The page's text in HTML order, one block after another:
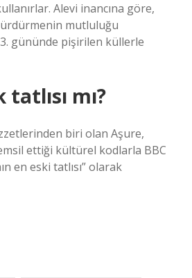
Alevi inancına göre,
mutluluğu
gününde pişirilen küllerle
mı?
biri olan Aşure,
ettiği kültürel kodlarla BBC
en eski tatlısı” olarak